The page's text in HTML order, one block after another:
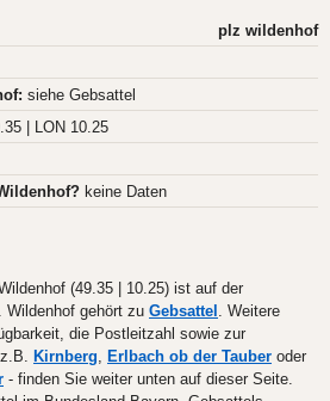
plz wildenhof
siehe Gebsattel
| LON 10.25
keine Daten
(49.35 | 10.25) ist auf der
Wildenhof gehört zu Gebsattel . Weitere
die Postleitzahl sowie zur
Kirnberg, Erlbach ob der Tauber oder
- finden Sie weiter unten auf dieser Seite.